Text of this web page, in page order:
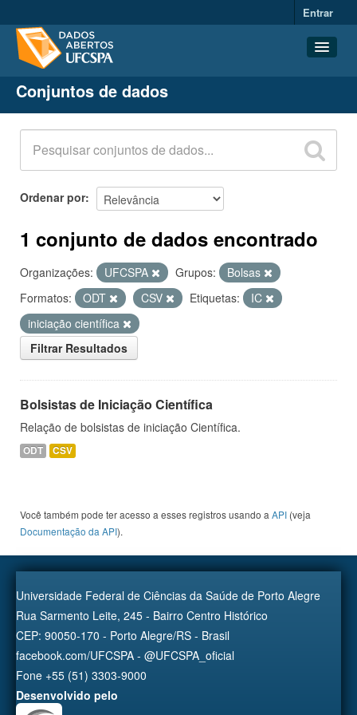
Entrar
Conjuntos de dados
Organizações
Grupos
Sobre
Conjuntos de dados
Ordenar por
1 conjunto de dados encontrado
Organizações: UFCSPA Grupos:
Bolsas
Formatos:
ODT CSV Etiquetas:
IC
iniciação científica
Filtrar Resultados
Bolsistas de Iniciação Científica
Relação de bolsistas de iniciação Científica.
ODT CSV
Você também pode ter acesso a esses registros usando a API (veja
Documentação da API).
Universidade Federal de Ciências da Saúde de Porto Alegre
Rua Sarmento Leite, 245 - Bairro Centro Histórico
CEP: 90050-170 - Porto Alegre/RS - Brasil
facebook.com/UFCSPA - @UFCSPA_oficial
Fone +55 (51) 3303-9000
Desenvolvido pelo